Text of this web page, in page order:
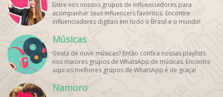
Entre nos nossos grupos de influenciadores para
acompanhar seus influencers favoritos. Encontre
influenciadores digitais em todo o Brasil e o mundo!
Músicas
Gosta de ouvir músicas? Então confira nossas playlists
nos maiores grupos de WhatsApp de músicas. Encontre
aqui os melhores grupos de WhatsApp é de graça!
Namoro